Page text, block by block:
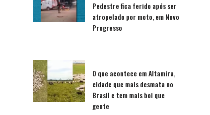
Pedestre fica ferido após ser
atropelado por moto, em Novo
Progresso
O que acontece em Altamira,
cidade que mais desmata no
Brasil e tem mais boi que
gente